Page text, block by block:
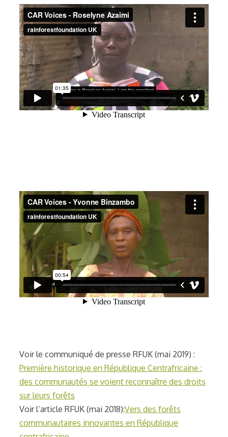
Voir le communiqué de presse RFUK (mai 2019) :
Première historique en République Centrafricaine :
des communautés se voient reconnaître des droits
sur leurs forêts
Voir l’article RFUK (mai 2018):Vers des forêts
communautaires innovantes en République